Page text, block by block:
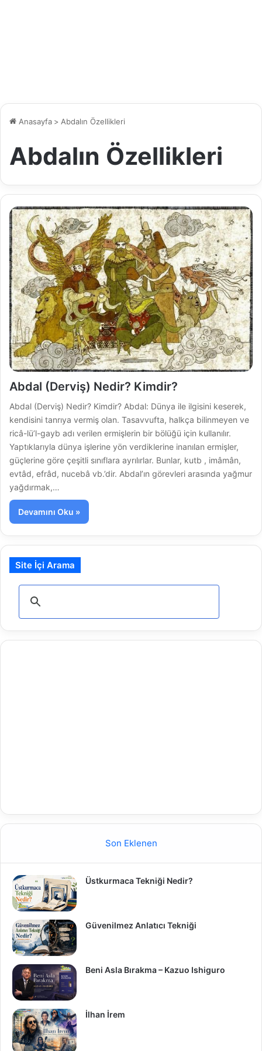
Anasayfa > Abdalın Özellikleri
Abdalın Özellikleri
Abdal (Derviş) Nedir? Kimdir?
Abdal (Derviş) Nedir? Kimdir? Abdal: Dünya ile ilgisini keserek,
kendisini tanrıya vermiş olan. Tasavvufta, halkça bilinmeyen ve
ricâ-lü’l-gayb adı verilen ermişlerin bir bölüğü için kullanılır.
Yaptıklarıyla dünya işlerine yön verdiklerine inanılan ermişler,
güçlerine göre çeşitli sınıflara ayrılırlar. Bunlar, kutb , imâmân,
evtâd, efrâd, nucebâ vb.’dir. Abdal’ın görevleri arasında yağmur
yağdırmak,…
Devamını Oku »
Site İçi Arama
Son Eklenen
Üstkurmaca Tekniği Nedir?
Güvenilmez Anlatıcı Tekniği
Beni Asla Bırakma – Kazuo Ishiguro
İlhan İrem